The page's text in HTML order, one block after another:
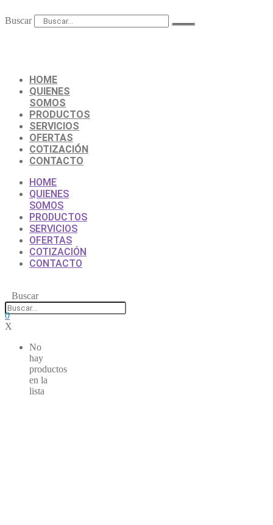
Buscar
HOME
QUIENES
SOMOS
PRODUCTOS
SERVICIOS
OFERTAS
COTIZACIÓN
CONTACTO
HOME
QUIENES
SOMOS
PRODUCTOS
SERVICIOS
OFERTAS
COTIZACIÓN
CONTACTO
Buscar
0
X
No
hay
productos
en la
lista